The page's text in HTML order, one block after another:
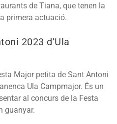
de Tiana, que tenen la
primera actuació.
2023 d’Ula
Major petita de Sant Antoni
Ula Campmajor. És un
al concurs de la Festa
guanyar.